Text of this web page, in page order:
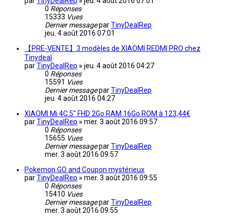
0 Réponses
15333 Vues
Dernier messageparTinyDealRep
jeu. 4 août 2016 07:01
【PRE-VENTE】3 modèles de XIAOMI REDMI PRO chez
Tinydeal
parTinyDealRep » jeu. 4 août 2016 04:27
0 Réponses
15591 Vues
Dernier messageparTinyDealRep
jeu. 4 août 2016 04:27
XIAOMI Mi 4C 5" FHD 2Go RAM 16Go ROM à 123,44€
parTinyDealRep » mer. 3 août 2016 09:57
0 Réponses
15655 Vues
Dernier messageparTinyDealRep
mer. 3 août 2016 09:57
Pokemon GO and Coupon mystérieux
parTinyDealRep » mer. 3 août 2016 09:55
0 Réponses
15410 Vues
Dernier messageparTinyDealRep
mer. 3 août 2016 09:55